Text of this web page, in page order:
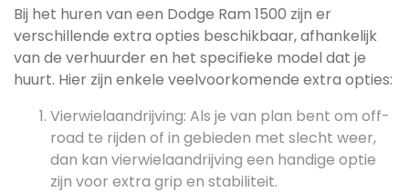
Bij het huren van een Dodge Ram 1500 zijn er
verschillende extra opties beschikbaar, afhankelijk
van de verhuurder en het specifieke model dat je
huurt. Hier zijn enkele veelvoorkomende extra opties:
Vierwielaandrijving: Als je van plan bent om off-
road te rijden of in gebieden met slecht weer,
dan kan vierwielaandrijving een handige optie
zijn voor extra grip en stabiliteit.